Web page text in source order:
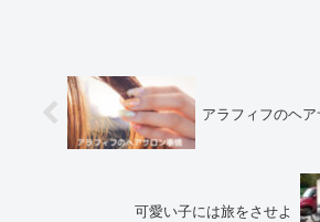
アラフィフのヘ
可愛い子には旅をさせよ